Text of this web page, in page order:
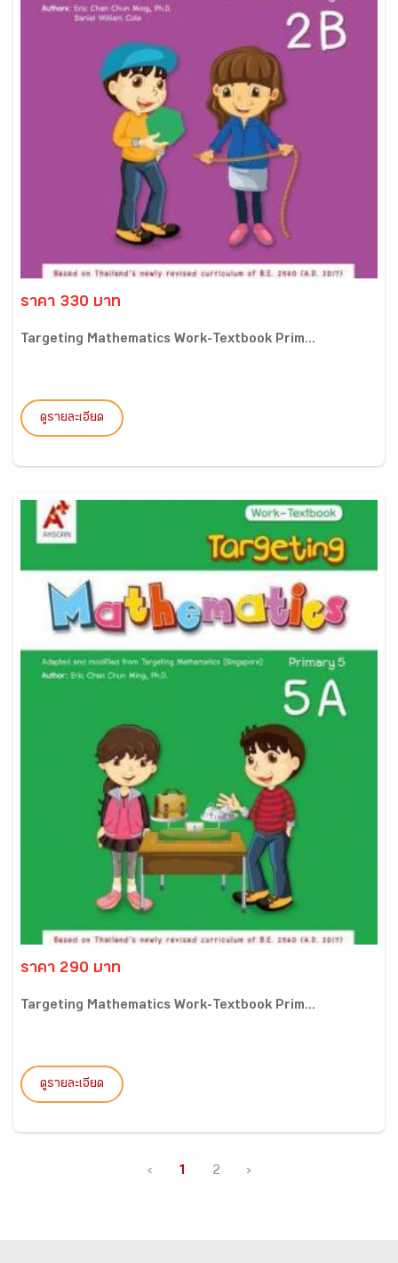
ราคา 330 บาท
Targeting Mathematics Work-Textbook Prim...
ดูรายละเอียด
ราคา 290 บาท
Targeting Mathematics Work-Textbook Prim...
ดูรายละเอียด
‹ 1 2 ›